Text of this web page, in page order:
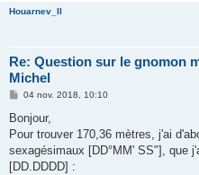
Houarnev_II
Re: Question sur le gnomon
Michel
M
s
a
g
04 nov. 2018, 10:10
Bonjour,
Pour trouver 170,36 mètres, j'ai
sexagésimaux [DD°MM' SS"], que
[DD.DDDD] :